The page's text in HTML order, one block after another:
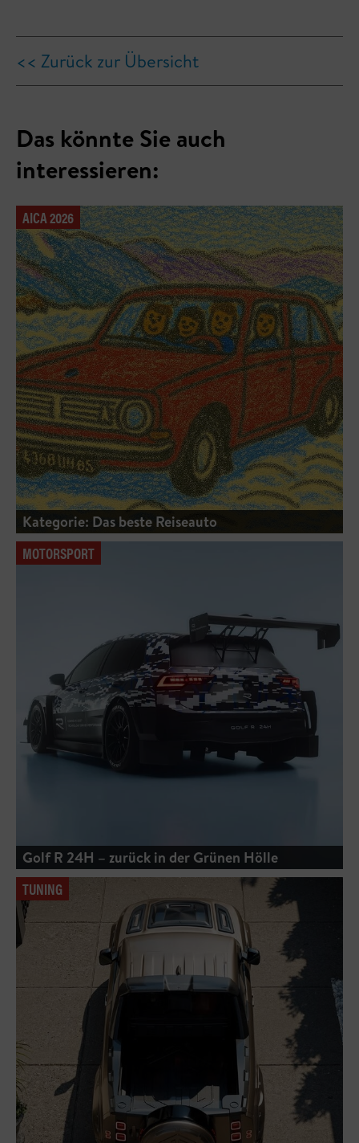
<< Zurück zur Übersicht
Das könnte Sie auch
interessieren:
AICA 2026
Kategorie: Das beste Reiseauto
MOTORSPORT
Golf R 24H – zurück in der Grünen Hölle
TUNING